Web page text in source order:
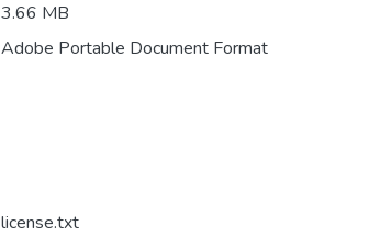
3.66 MB
Adobe Portable Document Format
license.txt